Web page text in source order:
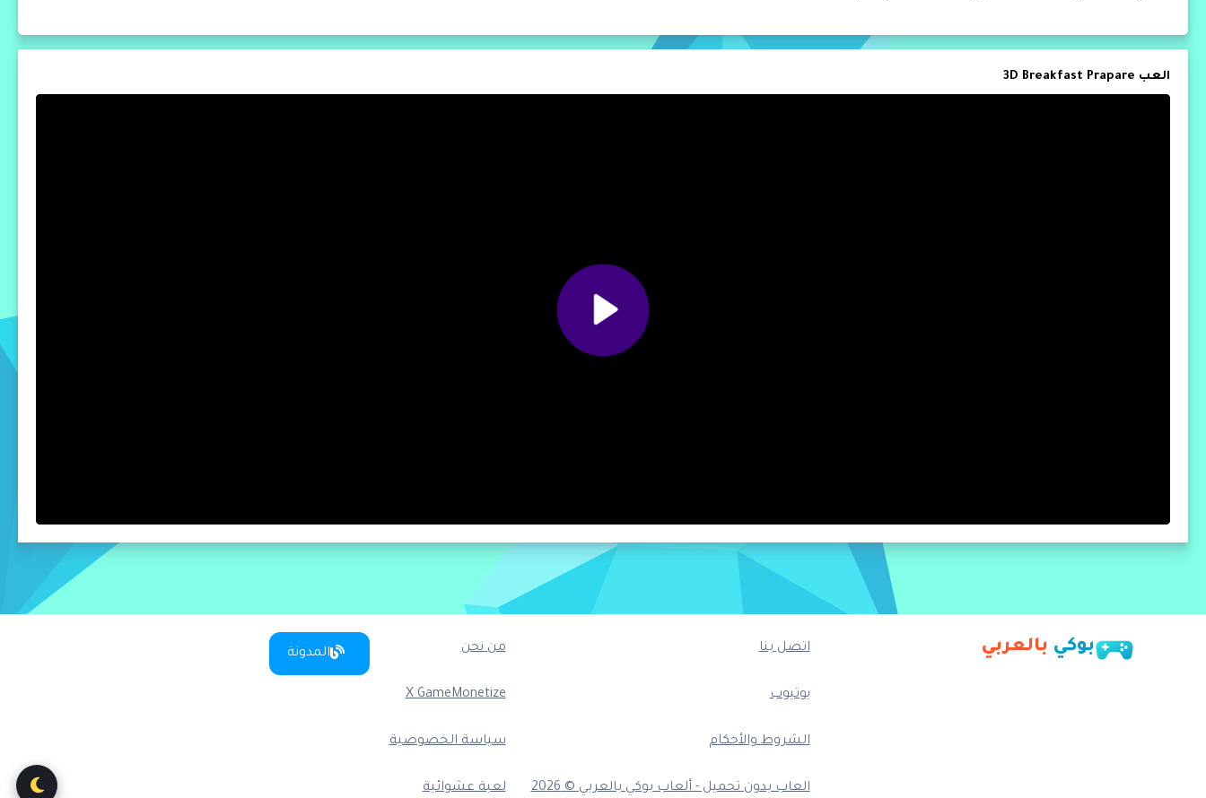
العب 3D Breakfast Prapare
بوكي بالعربي اتصل بنا من نحن
يوتيوب X GameMonetize
الشروط والأحكام سياسة الخصوصية
العاب بدون تحميل - ألعاب بوكي بالعربي © 2026 لعبة عشوائية
المدونة